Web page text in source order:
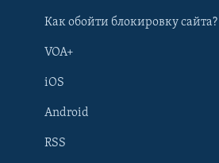
Как обойти блокировку сайта?
VOA+
iOS
Android
RSS